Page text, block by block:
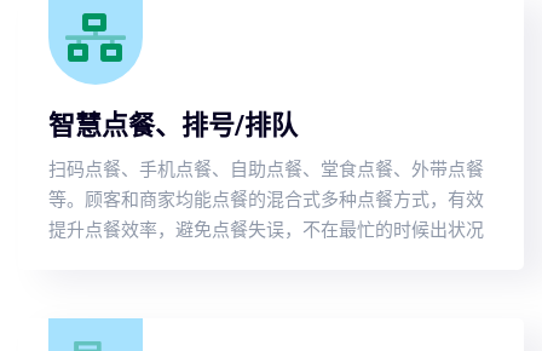
智慧点餐、排号/排队
扫码点餐、手机点餐、自助点餐、堂食点餐、外带点餐
等。顾客和商家均能点餐的混合式多种点餐方式，有效
提升点餐效率，避免点餐失误，不在最忙的时候出状况